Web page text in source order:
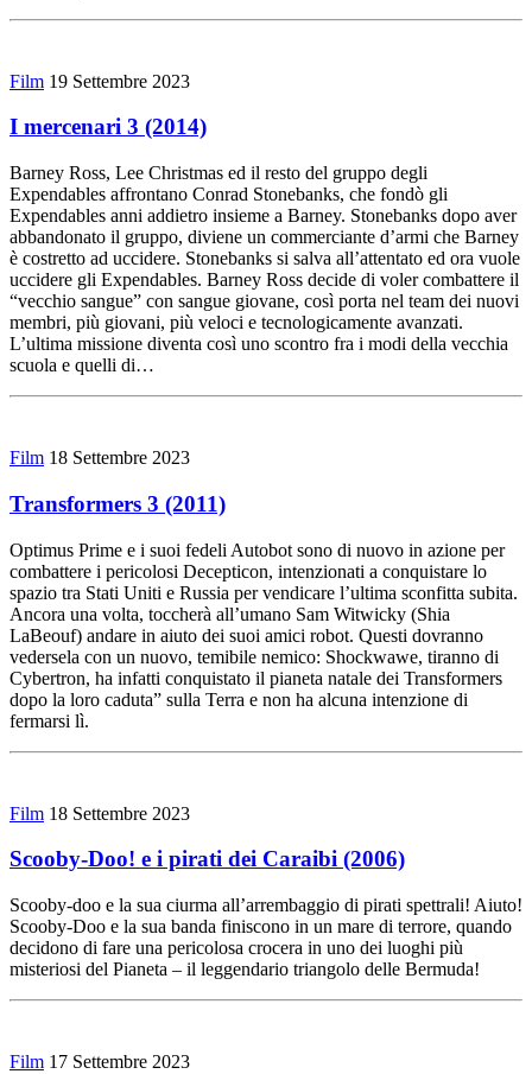
Film 19 Settembre 2023
I mercenari 3 (2014)
Barney Ross, Lee Christmas ed il resto del gruppo degli
Expendables affrontano Conrad Stonebanks, che fondò gli
Expendables anni addietro insieme a Barney. Stonebanks dopo aver
abbandonato il gruppo, diviene un commerciante d’armi che Barney
è costretto ad uccidere. Stonebanks si salva all’attentato ed ora vuole
uccidere gli Expendables. Barney Ross decide di voler combattere il
“vecchio sangue” con sangue giovane, così porta nel team dei nuovi
membri, più giovani, più veloci e tecnologicamente avanzati.
L’ultima missione diventa così uno scontro fra i modi della vecchia
scuola e quelli di…
Film 18 Settembre 2023
Transformers 3 (2011)
Optimus Prime e i suoi fedeli Autobot sono di nuovo in azione per
combattere i pericolosi Decepticon, intenzionati a conquistare lo
spazio tra Stati Uniti e Russia per vendicare l’ultima sconfitta subita.
Ancora una volta, toccherà all’umano Sam Witwicky (Shia
LaBeouf) andare in aiuto dei suoi amici robot. Questi dovranno
vedersela con un nuovo, temibile nemico: Shockwawe, tiranno di
Cybertron, ha infatti conquistato il pianeta natale dei Transformers
dopo la loro caduta” sulla Terra e non ha alcuna intenzione di
fermarsi lì.
Film 18 Settembre 2023
Scooby-Doo! e i pirati dei Caraibi (2006)
Scooby-doo e la sua ciurma all’arrembaggio di pirati spettrali! Aiuto!
Scooby-Doo e la sua banda finiscono in un mare di terrore, quando
decidono di fare una pericolosa crocera in uno dei luoghi più
misteriosi del Pianeta – il leggendario triangolo delle Bermuda!
Film 17 Settembre 2023